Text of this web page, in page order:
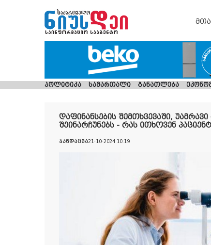
პოლიტიკა სამართალი განათლება
დაფინანსების შემთხვევაში,
შეინარჩუნებს - რას ითხოვენ
ჯანდაცვა21-10-2024 10:19